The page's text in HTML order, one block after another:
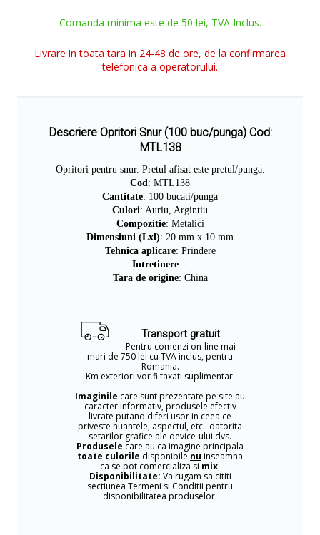
Comanda minima este de 50 lei, TVA Inclus.
Livrare in toata tara in 24-48 de ore, de la confirmarea
telefonica a operatorului.
Descriere Opritori Snur (100 buc/punga) Cod:
MTL138
Opritori pentru snur. Pretul afisat este pretul/punga.
Cod: MTL138
Cantitate: 100 bucati/punga
Culori: Auriu, Argintiu
Compozitie: Metalici
Dimensiuni (Lxl): 20 mm x 10 mm
Tehnica aplicare: Prindere
Intretinere: -
Tara de origine: China
Transport gratuit
Pentru comenzi on-line mai
mari de 750 lei cu TVA inclus, pentru
Romania.
Km exteriori vor fi taxati suplimentar.
Imaginile care sunt prezentate pe site au
caracter informativ, produsele efectiv
livrate putand diferi usor in ceea ce
priveste nuantele, aspectul, etc.. datorita
setarilor grafice ale device-ului dvs.
Produsele care au ca imagine principala
toate culorile disponibile nu inseamna
ca se pot comercializa si mix.
Disponibilitate: Va rugam sa cititi
sectiunea Termeni si Conditii pentru
disponibilitatea produselor.